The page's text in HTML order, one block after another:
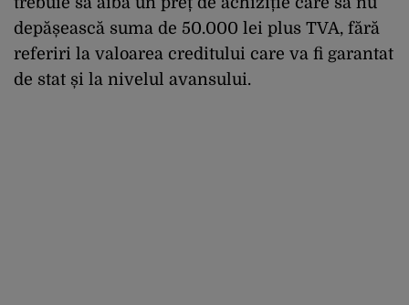
depășească suma de 50.000 lei plus TVA, fără
referiri la valoarea creditului care va fi garantat
de stat și la nivelul avansului.